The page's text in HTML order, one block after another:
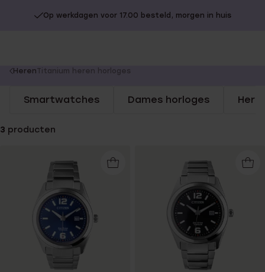
Op werkdagen voor 17.00 besteld, morgen in huis
You
here:
HerenTitanium heren horloges
Smartwatches Dames horloges
3 producten